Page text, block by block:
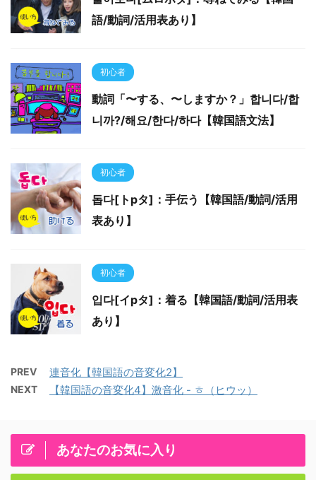
語/動詞/活用表あり】
初心者
動詞「〜する、〜しますか？」합니다/합
니까?/해요/한다/하다【韓国語文法】
初心者
돕다[トpタ]：手伝う【韓国語/動詞/活用
表あり】
初心者
입다[イpタ]：着る【韓国語/動詞/活用表
あり】
PREV 連音化【韓国語の音変化2】
NEXT 【韓国語の音変化4】激音化 - ㅎ（ヒウッ）
あなたのお気に入り